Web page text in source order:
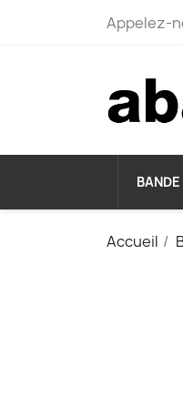
Appelez-
Accueil